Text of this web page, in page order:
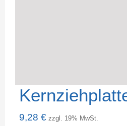
9,28 € zzgl. 19% MwSt.